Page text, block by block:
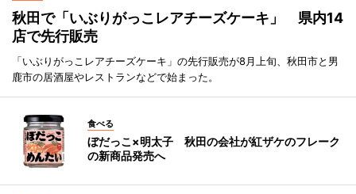
秋田で「いぶりがっこレアチーズケーキ」 県内14
店で先行販売
「いぶりがっこレアチーズケーキ」の先行販売が8月上旬、秋田市と男
鹿市の居酒屋やレストランなどで始まった。
食べる
ぼだっこ×明太子 秋田の会社が紅ザケのフレーク
の新商品発売へ